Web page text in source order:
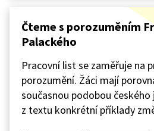
Čteme s porozuměním
Palackého
Pracovní list se zaměřuje na
porozumění. Žáci mají
současnou podobou českého
z textu konkrétní příklady